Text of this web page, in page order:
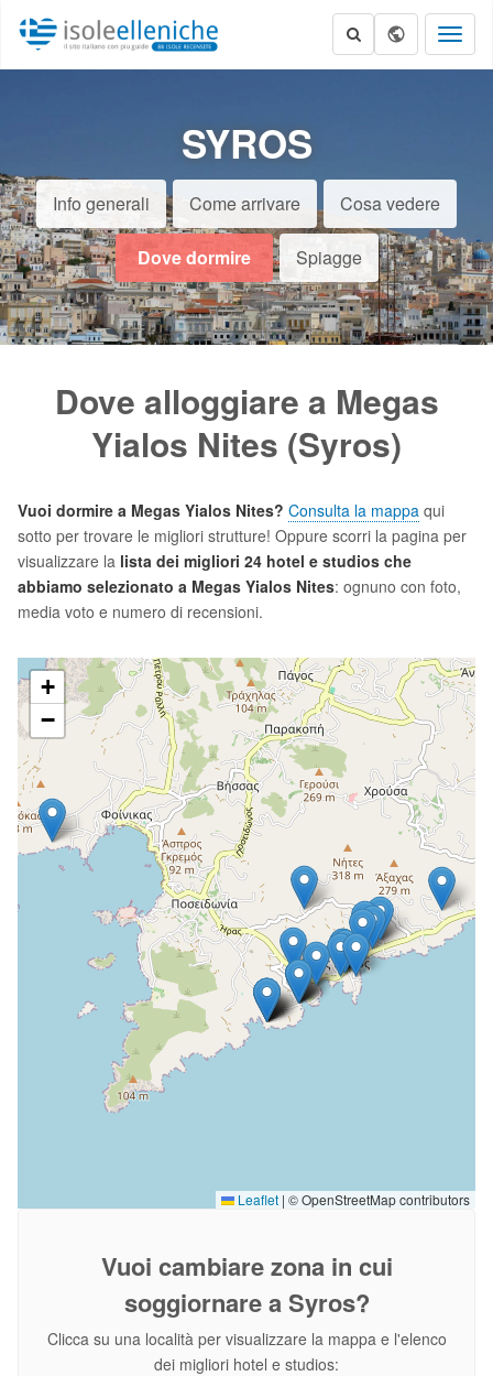
SYROS
Info generali Come arrivare Cosa vedere
Dove dormire Spiagge
Dove alloggiare a Megas
Yialos Nites (Syros)
Vuoi dormire a Megas Yialos Nites? Consulta la mappa qui
sotto per trovare le migliori strutture! Oppure scorri la pagina per
visualizzare la lista dei migliori 24 hotel e studios che
abbiamo selezionato a Megas Yialos Nites: ognuno con foto,
media voto e numero di recensioni.
+
−
Leaflet | © OpenStreetMap contributors
Vuoi cambiare zonain cui
soggiornare a Syros?
Clicca su una località per visualizzare la mappa e l'elenco
dei migliori hotel e studios: